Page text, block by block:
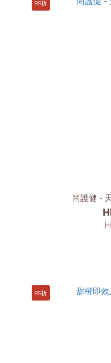
85折
尚護健 -
85折